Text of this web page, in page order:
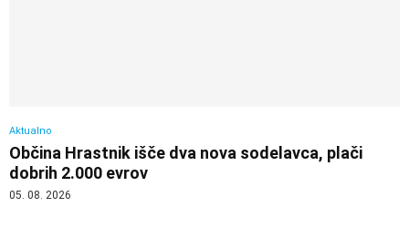
Aktualno
Občina Hrastnik išče dva nova sodelavca, plači
dobrih 2.000 evrov
05. 08. 2026